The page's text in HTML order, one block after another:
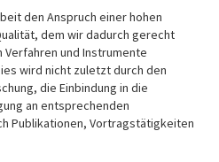
den Anspruch einer hohen
dem wir dadurch gerecht
und Instrumente
wird nicht zuletzt durch den
die Einbindung in die
an entsprechenden
Publikationen, Vortragstätigkeiten